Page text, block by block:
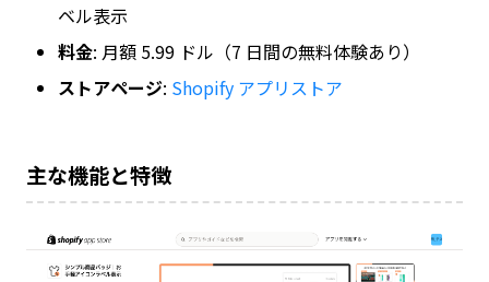
ベル表示
料金: 月額 5.99 ドル（7 日間の無料体験あり）
ストアページ: Shopify アプリストア
主な機能と特徴